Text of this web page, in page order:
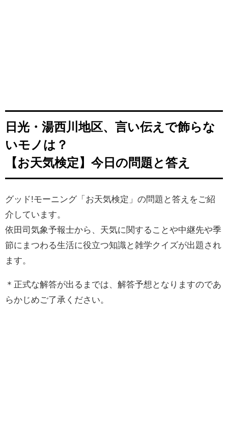
日光・湯西川地区、言い伝えで飾らな
いモノは？
【お天気検定】今日の問題と答え
グッド!モーニング「お天気検定」の問題と答えをご紹
介しています。
依田司気象予報士から、天気に関することや中継先や季
節にまつわる生活に役立つ知識と雑学クイズが出題され
ます。
＊正式な解答が出るまでは、解答予想となりますのであ
らかじめご了承ください。